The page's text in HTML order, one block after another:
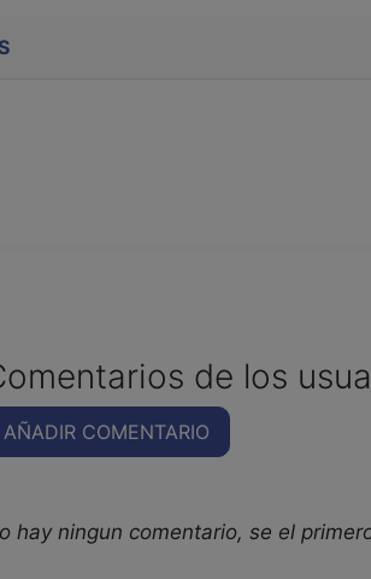
de los
AÑADIR COMENTARIO
hay ningun comentario, se el